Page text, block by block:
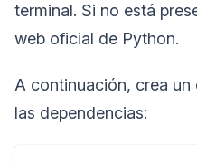
terminal. Si no está
web oficial de Python.
A continuación, crea un
las dependencias: